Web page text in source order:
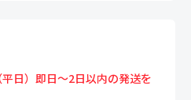
日）即日～2日以内の発送を